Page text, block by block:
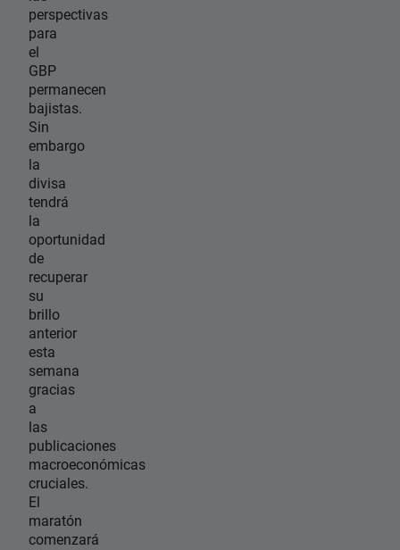
perspectivas
para
el
GBP
permanecen
bajistas.
Sin
embargo
la
divisa
tendrá
la
oportunidad
de
recuperar
su
brillo
anterior
esta
semana
gracias
a
las
publicaciones
macroeconómicas
cruciales.
El
maratón
comenzará